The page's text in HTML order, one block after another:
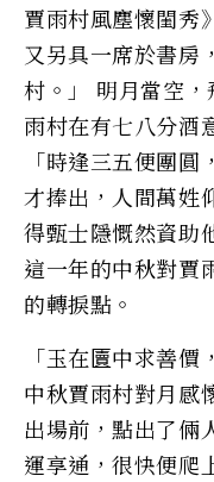
賈雨村風塵懷閨秀
又另具一席於書房
村。」 明月當空
雨村在有七八分酒
「時逢三五便團
才捧出，人間萬姓
得甄士隱慨然資助
這一年的中秋對賈
的轉捩點。
「玉在匵中求善
中秋賈雨村對月感
出場前，點出了倆
運享通，很快便爬